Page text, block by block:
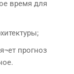
время для
прогноз